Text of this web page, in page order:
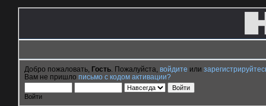
Добро пожаловать, Гость . Пожалуйста, войдите или
Вам не пришло письмо с кодом активации?
Войти